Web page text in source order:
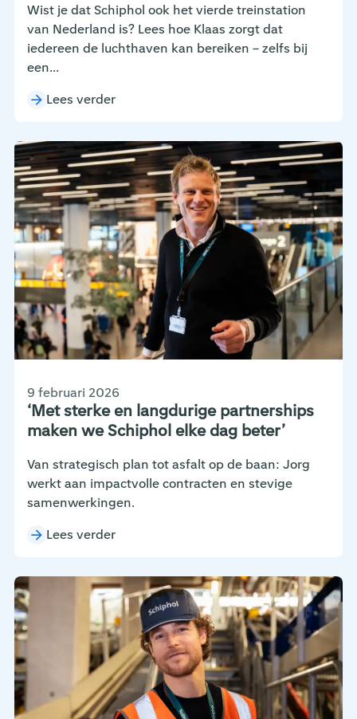
Wist je dat Schiphol ook het vierde treinstation
van Nederland is? Lees hoe Klaas zorgt dat
iedereen de luchthaven kan bereiken – zelfs bij
een...
Lees verder
‘Met sterke en langdurige partnerships
maken we Schiphol elke dag beter’
9 februari 2026
Van strategisch plan tot asfalt op de baan: Jorg
werkt aan impactvolle contracten en stevige
samenwerkingen.
Lees verder